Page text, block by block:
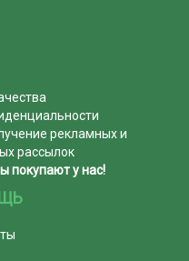
рекламных и
рассылок
покупают у нас!